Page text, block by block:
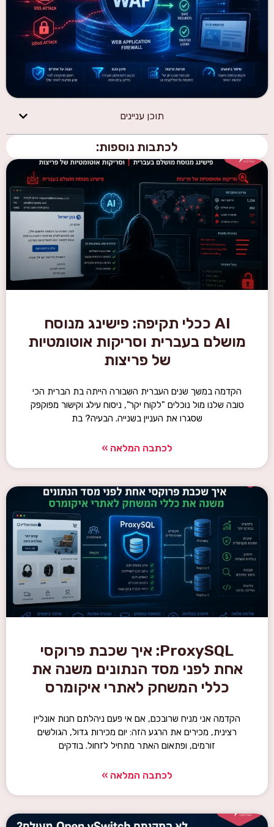
תוכן עניינים
לכתבות נוספות:
AI ככלי תקיפה: פישינג מנוסח
מושלם בעברית וסריקות אוטומטיות
של פריצות
הקדמה במשך שנים העברית השבורה הייתה בת הברית הכי
טובה שלנו מול נוכלים "לקוח יקר", ניסוח עילג וקישור מפוקפק
שסגרו את העניין בשנייה. הבעיה? בת
לכתבה המלאה »
ProxySQL: איך שכבת פרוקסי
אחת לפני מסד הנתונים משנה את
כללי המשחק לאתרי איקומרס
הקדמה אני מניח שרובכם, אם אי פעם ניהלתם חנות אונליין
רצינית, מכירים את הרגע הזה: יום מכירות גדול, הגולשים
זורמים, ופתאום האתר מתחיל לזחול. בודקים
לכתבה המלאה »